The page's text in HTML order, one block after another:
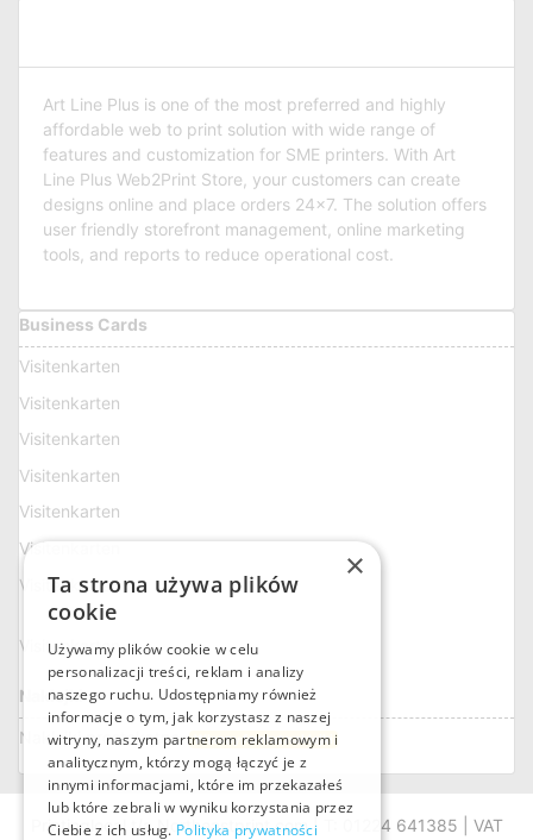
Art Line Plus is one of the most preferred and highly
affordable web to print solution with wide range of
features and customization for SME printers. With Art
Line Plus Web2Print Store, your customers can create
designs online and place orders 24×7. The solution offers
user friendly storefront management, online marketing
tools, and reports to reduce operational cost.
Business Cards
Visitenkarten
Visitenkarten
Visitenkarten
Visitenkarten
Visitenkarten
Visitenkarten
Visitenkarten
Visitenkarten
Naklejki
Naklejki prostokątne Własny format naklejki
Printinglocal t/a Northeastprint.com | T: 01224 641385 | VAT
×
Ta strona używa plików
cookie
Używamy plików cookie w celu
personalizacji treści, reklam i analizy
naszego ruchu. Udostępniamy również
informacje o tym, jak korzystasz z naszej
witryny, naszym partnerom reklamowym i
analitycznym, którzy mogą łączyć je z
innymi informacjami, które im przekazałeś
lub które zebrali w wyniku korzystania przez
Ciebie z ich usług. Polityka prywatności